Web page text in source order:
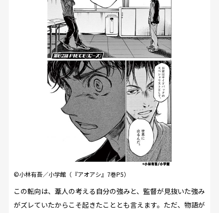
©小林有吾／小学館（『アオアシ』7巻P5）
この転向は、葦人の考える自分の強みと、監督が見抜いた強み
がズレていたからこそ起きたこととも言えます。ただ、物語が